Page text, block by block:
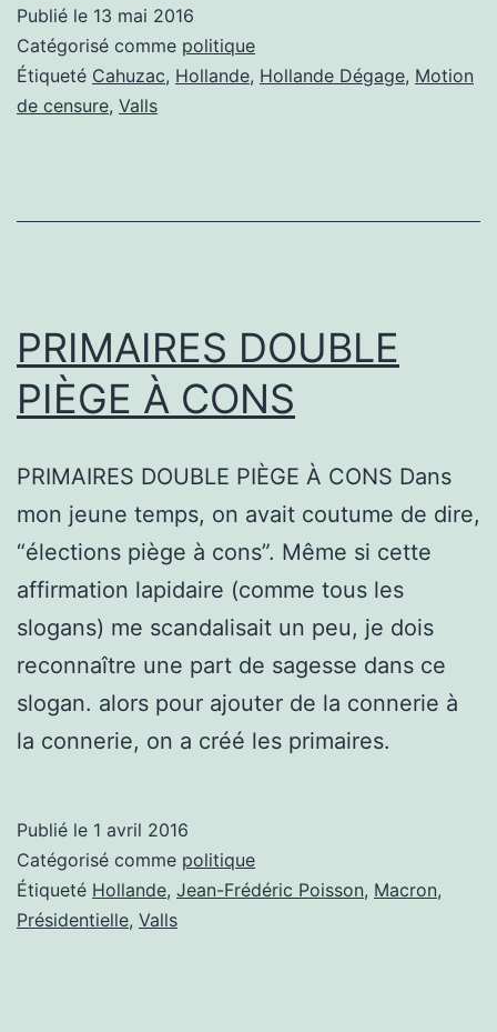
Publié le 13 mai 2016
Catégorisé comme politique
Étiqueté Cahuzac, Hollande, Hollande Dégage, Motion
de censure, Valls
PRIMAIRES DOUBLE
PIÈGE À CONS
PRIMAIRES DOUBLE PIÈGE À CONS Dans
mon jeune temps, on avait coutume de dire,
“élections piège à cons”. Même si cette
affirmation lapidaire (comme tous les
slogans) me scandalisait un peu, je dois
reconnaître une part de sagesse dans ce
slogan. alors pour ajouter de la connerie à
la connerie, on a créé les primaires.
Publié le 1 avril 2016
Catégorisé comme politique
Étiqueté Hollande, Jean-Frédéric Poisson, Macron,
Présidentielle, Valls